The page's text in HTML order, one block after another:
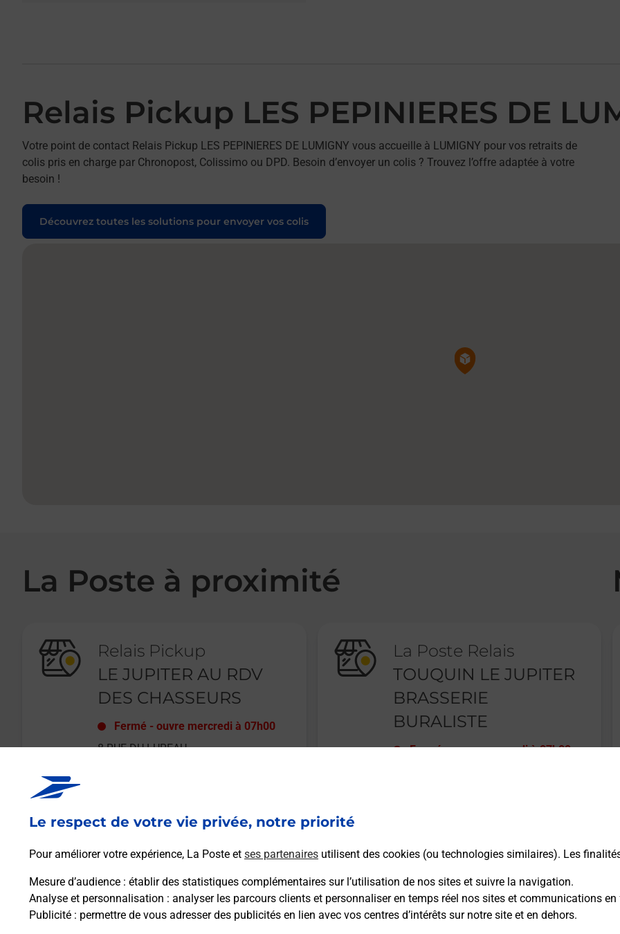
Le respect de votre vie privée, notre priorité
Pour améliorer votre expérience, La Poste et ses partenaires utilisent des cookies (ou technologies similaires). Les
Mesure d’audience : établir des statistiques complémentaires sur l’utilisation de nos sites et suivre la navigation.
Analyse et personnalisation : analyser les parcours clients et personnaliser en temps réel nos sites et communications
Publicité : permettre de vous adresser des publicités en lien avec vos centres d’intérêts sur notre site et en dehors.
Relais Pickup LES PEPINIERES DE
Votre point de contact Relais Pickup LES PEPINIERES DE LUMIGNY vous accueille à LUMIGNY pour vos retraits de
colis pris en charge par Chronopost, Colissimo ou DPD. Besoin d’envoyer un colis ? Trouvez l’offre adaptée à votre
besoin !
Découvrez toutes les solutions pour envoyer vos colis
Pin de la carte
La Poste à proximité
Relais Pickup
LE JUPITER AU RDV
DES CHASSEURS
Fermé -ouvre mercredi à 07h00
8 RUE DU LUREAU
En savoir plus
La Poste Relais
TOUQUIN LE JUPITER
BRASSERIE
BURALISTE
Fermé-ouvre mercredi à 07h00